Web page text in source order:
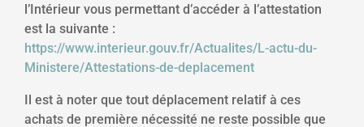
l’Intérieur vous permettant d’accéder à l’attestation
est la suivante :
https://www.interieur.gouv.fr/Actualites/L-actu-du-
Ministere/Attestations-de-deplacement
Il est à noter que tout déplacement relatif à ces
achats de première nécessité ne reste possible que